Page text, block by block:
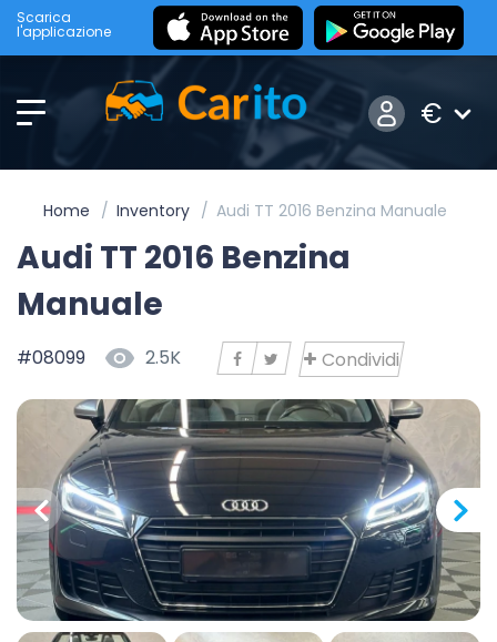
Scarica
l'applicazione
€
Home Inventory Audi TT 2016 Benzina Manuale
Audi TT 2016 Benzina
Manuale
#08099 2.5K Condividi